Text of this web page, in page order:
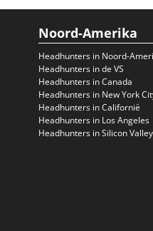
Noord-Amerika
Headhunters in Noord-
Headhunters in de VS
Headhunters in Canada
Headhunters in New York
Headhunters in Californië
Headhunters in Los Angeles
Headhunters in Silicon Valley